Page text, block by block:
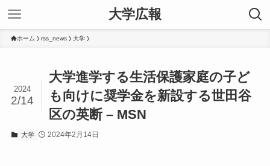
大学広報
ホーム rss_news 大学
大学進学する生活保護家庭の子ど
も向けに奨学金を新設する世田谷
区の英断 – MSN
2024
2/14
大学 2024年2月14日